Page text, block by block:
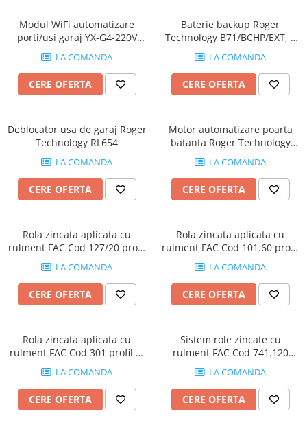
Receptoare
Telecomenzi
Modul WiFi automatizare
porti/usi garaj YX-G4-220V
2.4GHz, control smartphone,
Android/iOS
LA COMANDA
CERE OFERTA
Baterie backup Roger
Technology B71/BCHP/EXT, 2
acumulatori, 16-24 Vac
LA COMANDA
CERE OFERTA
Deblocator usa de garaj Roger
Technology RL654
LA COMANDA
CERE OFERTA
Motor automatizare poarta
batanta Roger Technology
MONOS4, 4m, 450Kg, 230V
LA COMANDA
CERE OFERTA
Rola zincata aplicata cu
rulment FAC Cod 127/20 profil
U, D100mm, pentru poarta
culisanta
LA COMANDA
CERE OFERTA
Rola zincata aplicata cu
rulment FAC Cod 101.60 profil
V, D60mm, pentru poarta
culisanta
LA COMANDA
CERE OFERTA
Rola zincata aplicata cu
rulment FAC Cod 301 profil V,
D60mm, pentru poarta
culisanta
LA COMANDA
CERE OFERTA
Sistem role zincate cu
rulment FAC Cod 741.120
profil V, D120mm,
900Kg/sistem
LA COMANDA
CERE OFERTA